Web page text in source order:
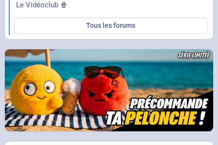
Le Vidéoclub 🍿
Tous les forums